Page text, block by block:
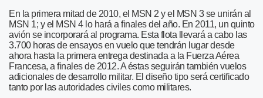
En la primera mitad de 2010, el MSN 2 y el MSN 3 se unirán al
MSN 1; y el MSN 4 lo hará a finales del año. En 2011, un quinto
avión se incorporará al programa. Esta flota llevará a cabo las
3.700 horas de ensayos en vuelo que tendrán lugar desde
ahora hasta la primera entrega destinada a la Fuerza Aérea
Francesa, a finales de 2012. A éstas seguirán también vuelos
adicionales de desarrollo militar. El diseño tipo será certificado
tanto por las autoridades civiles como militares.